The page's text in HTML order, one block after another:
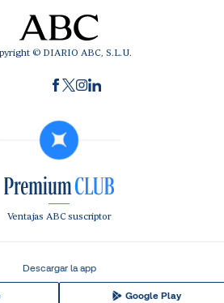
© DIARIO ABC, S.L.U.
Ventajas ABC suscriptor
Descargar la app
Google Play